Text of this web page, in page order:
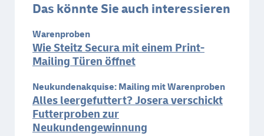
Das könnte Sie auch interessieren
Warenproben
Wie Steitz Secura mit einem Print-
Mailing Türen öffnet
Neukundenakquise: Mailing mit Warenproben
Alles leergefuttert? Josera verschickt
Futterproben zur
Neukundengewinnung